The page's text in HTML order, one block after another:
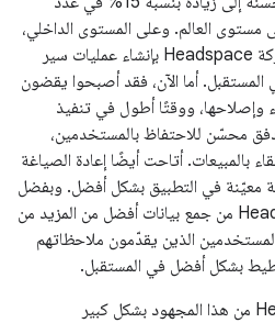
العالم. وعلى المستوى الداخلي،
سمحت البنية الجديدة أيضًا لشركة Headspace بإنشاء عمليات سير
أما الآن، فقد أصبحوا يقضون
وإصلاحها، ووقتًا أطول في تنفيذ
محسّن للاحتفاظ بالمستخدمين،
بالمبيعات. أتاحت أيضًا إعادة الصياغة
معيّنة في التطبيق بشكل أفضل. وبفضل
هذه الميزة، تمكّن فريق Headspace من جمع بيانات أفضل من المزيد من
الذين يقدّمون ملاحظاتهم
بشكل أفضل في المستقبل.
وقد استفادت شركة Headspace من هذا المجهود بشكل كبير